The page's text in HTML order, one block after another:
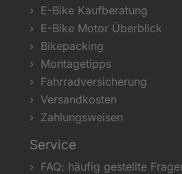
E-Bike Kaufberatung
E-Bike Motor Überblick
Bikepacking
Montagetipps
Fahrradversicherung
Versandkosten
Zahlungsweisen
Service
FAQ: häufig gestellte